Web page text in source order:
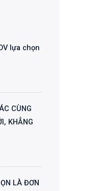
lựa chọn
CÙNG
KHẲNG
LÀ ĐƠN